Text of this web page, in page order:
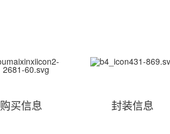
购买信息 封装信息